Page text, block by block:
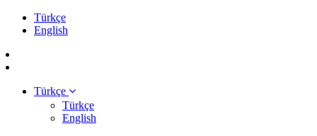
Türkçe
English
Türkçe
Türkçe
English